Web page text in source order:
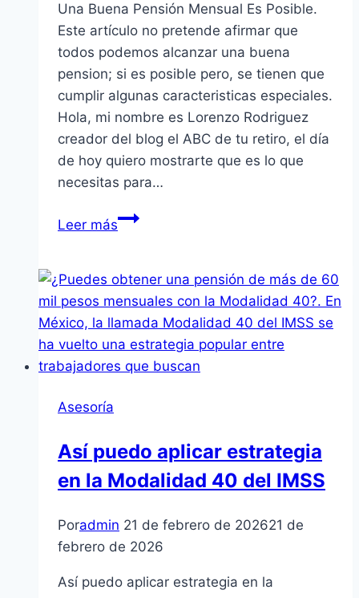
Una Buena Pensión Mensual Es Posible.
Este artículo no pretende afirmar que
todos podemos alcanzar una buena
pension; si es posible pero, se tienen que
cumplir algunas caracteristicas especiales.
Hola, mi nombre es Lorenzo Rodriguez
creador del blog el ABC de tu retiro, el día
de hoy quiero mostrarte que es lo que
necesitas para…
Leer másUna
Mensual
Es
Posible
Asesoría
Así puedo aplicar estrategia
en la Modalidad 40 del IMSS
Poradmin 21 de febrero de 202621 de
febrero de 2026
Así puedo aplicar estrategia en la